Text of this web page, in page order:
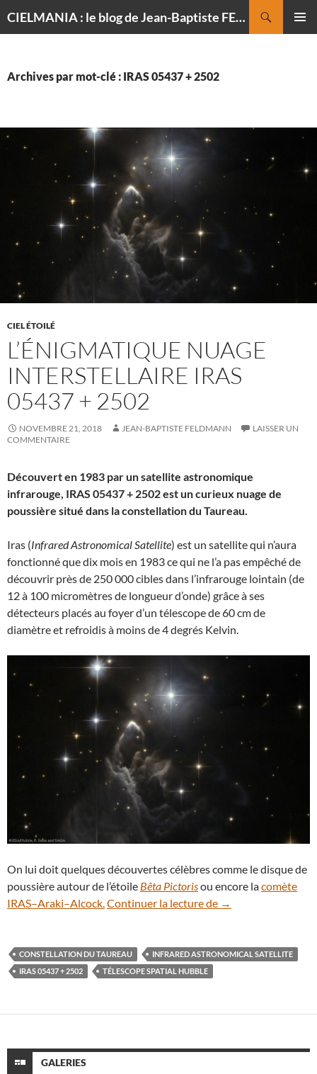
CIELMANIA : le blog de Jean-Baptiste FELDMANN, photographe du ciel
Archives par mot-clé : IRAS 05437 + 2502
CIEL ÉTOILÉ
L’ÉNIGMATIQUE NUAGE
INTERSTELLAIRE IRAS
05437 + 2502
NOVEMBRE 21, 2018 JEAN-BAPTISTE FELDMANN
LAISSER UN
COMMENTAIRE
Découvert en 1983 par un satellite astronomique
infrarouge, IRAS 05437 + 2502 est un curieux nuage de
poussière situé dans la constellation du Taureau.
Iras (Infrared Astronomical Satellite) est un satellite qui n’aura
fonctionné que dix mois en 1983 ce qui ne l’a pas empêché de
découvrir près de 250 000 cibles dans l’infrarouge lointain (de
12 à 100 micromètres de longueur d’onde) grâce à ses
détecteurs placés au foyer d’un télescope de 60 cm de
diamètre et refroidis à moins de 4 degrés Kelvin.
On lui doit quelques découvertes célèbres comme le disque de
poussière autour de l’étoile Bêta Pictorisou encore lacomète
IRAS–Araki–Alcock.Continuer la lecture de L’énigmatique
→
CONSTELLATION DU TAUREAU
INFRARED ASTRONOMICAL SATELLITE
IRAS 05437 + 2502
TÉLESCOPE SPATIAL HUBBLE
GALERIES